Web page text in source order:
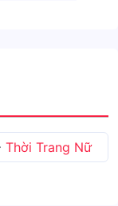
Thời Trang Nữ